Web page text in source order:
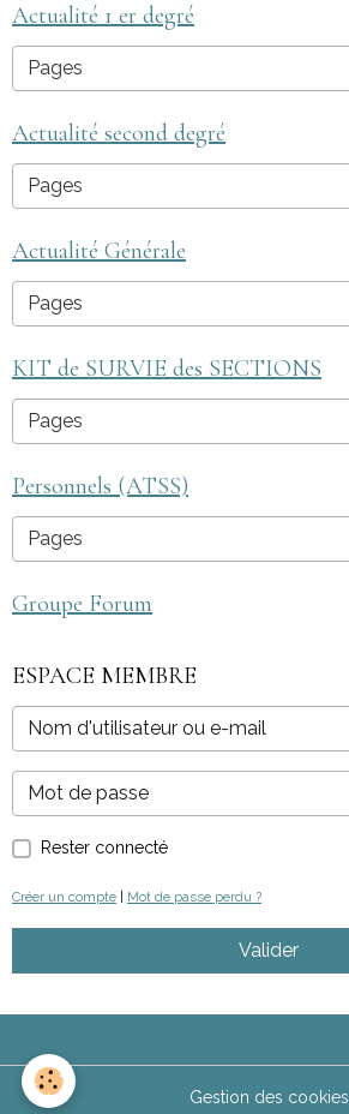
Actualité 1 er degré
Actualité second degré
Actualité Générale
KIT de SURVIE des SECTIONS
Personnels (ATSS)
Groupe Forum
ESPACE MEMBRE
Rester connecté
Créer un compte Mot de passe perdu ?
Valider
Gestion des cookies